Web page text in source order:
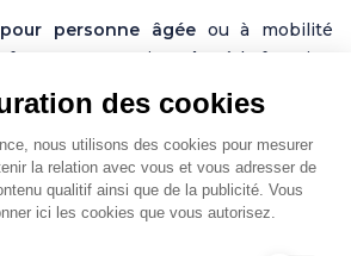
des cookies
nous utilisons des cookies pour mesurer
la relation avec vous et vous adresser de
qualitif ainsi que de la publicité. Vous
ici les cookies que vous autorisez.
personne âgéeou à mobilité
et autonomie. Grâce à la fonction
à la position debout, limitant les
de chute. Les commandes simples à
la têtière réglable et le soutien
usage rassurant et adapté aux